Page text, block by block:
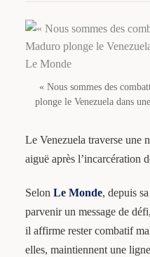
« Nous sommes des
plonge le Venezuela dans
Le Venezuela traverse une
aiguë après l’incarcération
Selon Le Monde, depuis
parvenir un message de
il affirme rester combatif
elles, maintiennent une